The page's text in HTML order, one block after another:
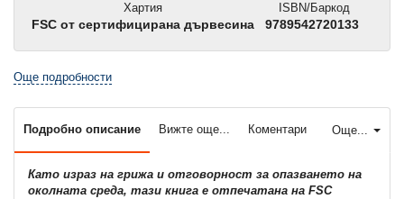
Хартия
FSC от сертифицирана дървесина
ISBN/Баркод
9789542720133
Още подробности
Още...
Подробно описание Вижте още... Коментари
Като израз на грижа и отговорност за опазването на
околната среда, тази книга е отпечатана на FSC